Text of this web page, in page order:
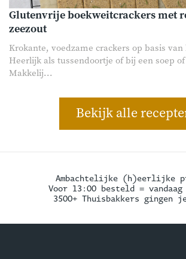
Glutenvrije boekweitcrackers met
zeezout
Krokante, voedzame crackers op basis
Heerlijk als tussendoortje of bij een soep of
Makkelij...
Bekijk alle
Ambachtelijke (h)eerlijke
Voor 13:00 besteld = vandaag
3500+ Thuisbakkers gingen